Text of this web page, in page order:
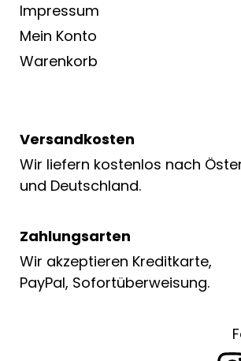
Impressum
Mein Konto
Warenkorb
Versandkosten
Wir liefern kostenlos nach
und Deutschland.
Zahlungsarten
Wir akzeptieren Kreditkarte,
PayPal, Sofortüberweisung.